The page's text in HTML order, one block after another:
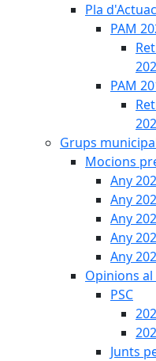
Pla
PAM
PAM
Grups
Mocions
Any
Any
Any
Any
Any
Opinions
PSC
Junts